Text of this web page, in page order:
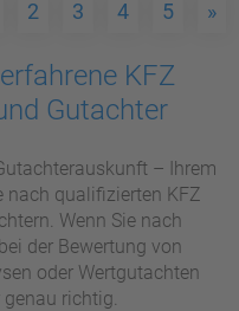
2 3 4 5 »
KFZ
Gutachter
– Ihrem
nach qualifizierten KFZ
Wenn Sie nach
der Bewertung von
oder Wertgutachten
richtig.